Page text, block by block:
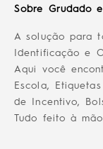
Sobre Grudado
A solução para
Identificação e
Aqui você
Escola,
de Incentivo,
Tudo feito à